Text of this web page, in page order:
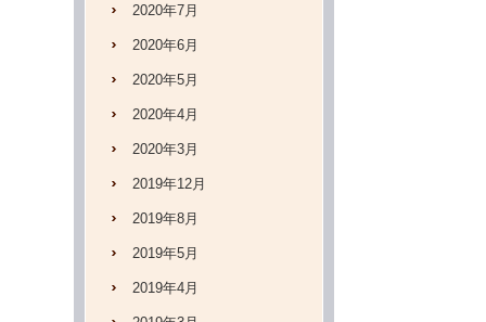
2020年7月
2020年6月
2020年5月
2020年4月
2020年3月
2019年12月
2019年8月
2019年5月
2019年4月